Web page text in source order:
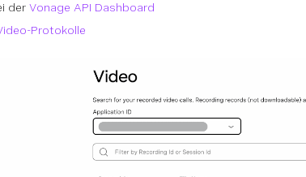
der Vonage API Dashboard
Protokolle